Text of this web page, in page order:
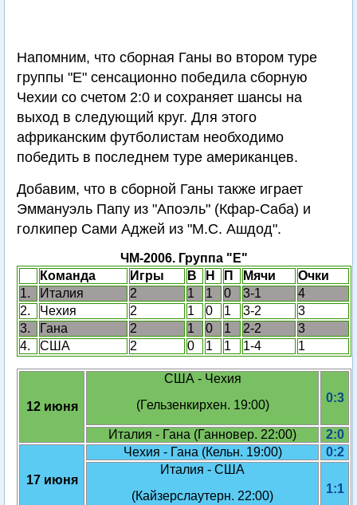
Напомним, что сборная Ганы во втором туре
группы "Е" сенсационно победила сборную
Чехии со счетом 2:0 и сохраняет шансы на
выход в следующий круг. Для этого
африканским футболистам необходимо
победить в последнем туре американцев.
Добавим, что в сборной Ганы также играет
Эммануэль Папу из "Апоэль" (Кфар-Саба) и
голкипер Сами Аджей из "М.С. Ашдод".
ЧМ-2006. Группа "E"
Команда
Игры В Н П Мячи
Очки
1.
Италия 2 1 1 0 3-1
4
2.
Чехия 2 1 0 1 3-2
3
3.
Гана 2 1 0 1 2-2
3
4.
США 2 0 1 1 1-4 1
12 июня
США - Чехия
(Гельзенкирхен. 19:00)
0:3
Италия - Гана (Ганновер. 22:00) 2:0
17 июня
Чехия - Гана (Кельн. 19:00)
0:2
Италия - США
(Кайзерслаутерн. 22:00)
1:1